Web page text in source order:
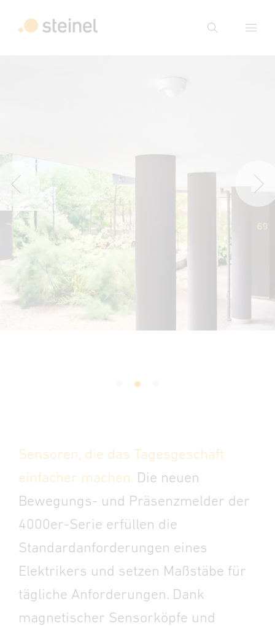
Suche
Sensoren, die das Tagesgeschäft
einfacher machen. Die neuen
Bewegungs- und Präsenzmelder der
4000er-Serie erfüllen die
Standardanforderungen eines
Elektrikers und setzen Maßstäbe für
tägliche Anforderungen. Dank
magnetischer Sensorköpfe und